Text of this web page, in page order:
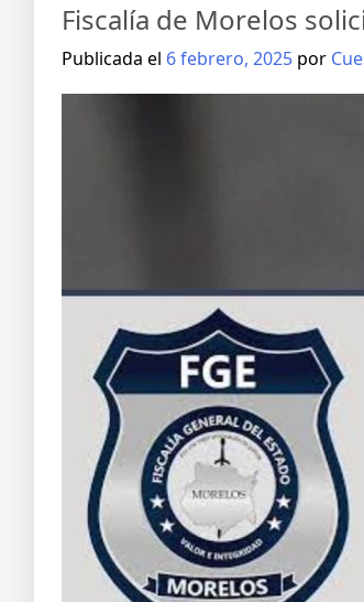
Fiscalía de Morelos
Publicada el 6 febrero, 2025 por